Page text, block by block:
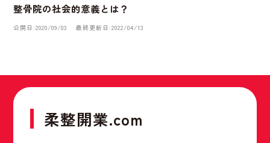
整骨院の社会的意義とは？
公開日:2020/09/03 最終更新日:2022/04/13
柔整開業.com